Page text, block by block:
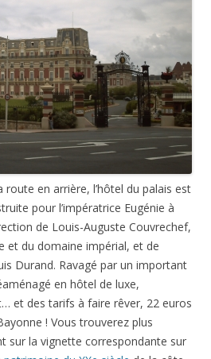
route en arrière, l’hôtel du palais est
pour l’impératrice Eugénie à
de Louis-Auguste Couvrechef,
et du domaine impérial, et de
Durand. Ravagé par un important
en hôtel de luxe,
et des tarifs à faire rêver, 22 euros
! Vous trouverez plus
sur la vignette correspondante sur